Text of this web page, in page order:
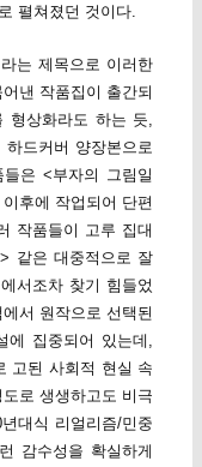
펼쳐졌던 것이다.
는 제목으로 이러한
낸 작품집이 출간되
상화라도 하는 듯,
드커버 양장본으로
은 <부자의 그림일
후에 작업되어 단편
작품들이 고루 집대
같은 대중적으로 잘
서조차 찾기 힘들었
서 원작으로 선택된
에 집중되어 있는데,
고된 사회적 현실 속
로 생생하고도 비극
대식 리얼리즘/민중
감수성을 확실하게